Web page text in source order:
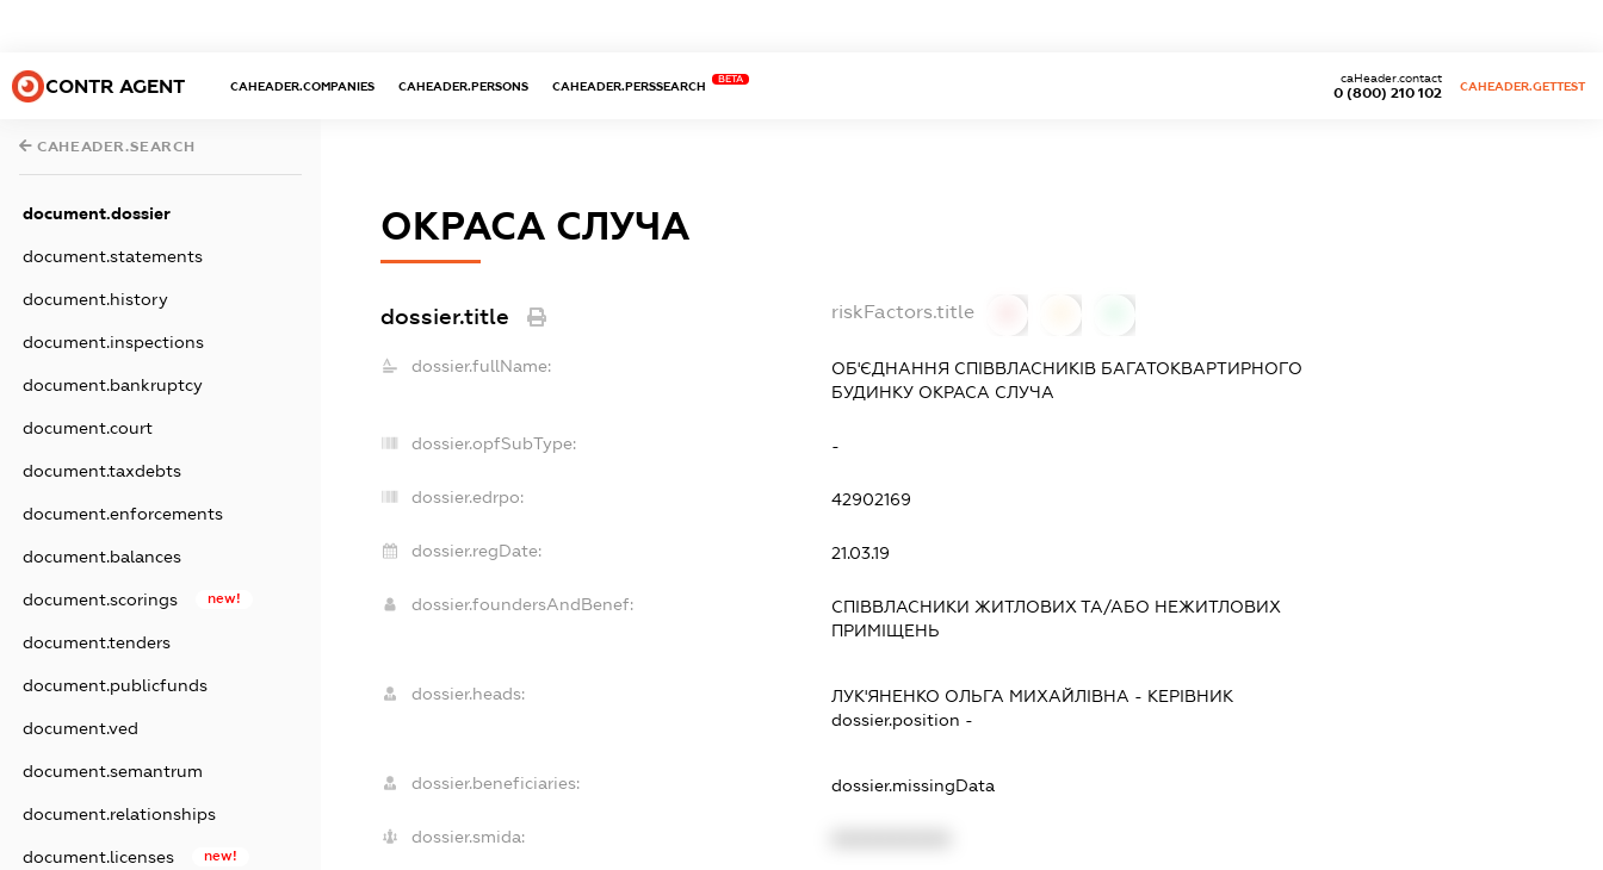
CONTR AGENT CAHEADER.COMPANIES CAHEADER.PERSONS CAHEADER.PERSSEARCH
BETA
0 (800) 210 102
caHeader.contact
CAHEADER.GETTEST
CAHEADER.SEARCH
document.dossier
document.statements
document.history
document.inspections
document.bankruptcy
document.court
document.taxdebts
document.enforcements
document.balances
document.scorings new!
document.tenders
document.publicfunds
document.ved
document.semantrum
document.relationships
document.licenses new!
ОКРАСА СЛУЧА
dossier.title riskFactors.title
dossier.fullName:
ОБ'ЄДНАННЯ СПІВВЛАСНИКІВ БАГАТОКВАРТИРНОГО
БУДИНКУ ОКРАСА СЛУЧА
dossier.opfSubType: -
dossier.edrpo: 42902169
dossier.regDate: 21.03.19
dossier.foundersAndBenef:
СПІВВЛАСНИКИ ЖИТЛОВИХ ТА/АБО НЕЖИТЛОВИХ
ПРИМІЩЕНЬ
dossier.heads: ЛУК'ЯНЕНКО ОЛЬГА МИХАЙЛІВНА - КЕРІВНИК
dossier.position -
dossier.beneficiaries: dossier.missingData
dossier.smida: